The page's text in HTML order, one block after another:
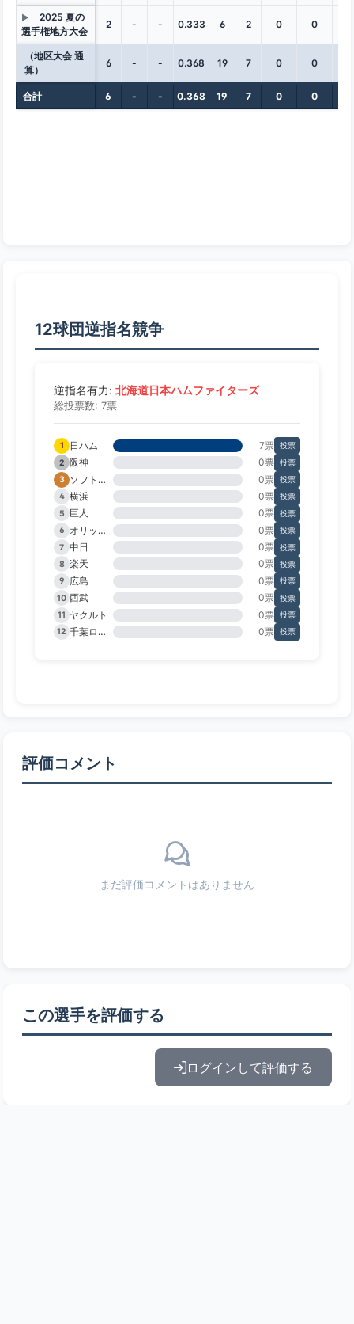
▶
2025 夏の
選手権地方大会
2 - - 0.333 6 2 0 0
（地区大会 通
算）
6 - - 0.368 19 7 0 0
合計 6 - - 0.368 19 7 0 0
12球団逆指名競争
逆指名有力: 北海道日本ハムファイターズ
総投票数: 7票
1 日ハム 7票 投票
2 阪神 0票 投票
3
ソフトバンク 0票 投票
4 横浜 0票 投票
5
巨人 0票 投票
6
オリックス 0票 投票
7 中日 0票 投票
8 楽天 0票 投票
9
広島 0票 投票
10 西武 0票 投票
11 ヤクルト 0票 投票
12
千葉ロッテ 0票 投票
評価コメント
まだ評価コメントはありません
この選手を評価する
ログインして評価する